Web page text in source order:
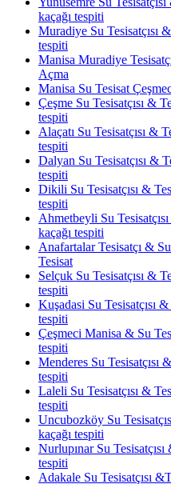
kaçağı tespiti
Muradiye Su Tesisatçısı
tespiti
Manisa Muradiye
Açma
Manisa Su Tesisat
Çeşme Su Tesisatçısı &
tespiti
Alaçatı Su Tesisatçısı &
tespiti
Dalyan Su Tesisatçısı &
tespiti
Dikili Su Tesisatçısı &
tespiti
Ahmetbeyli Su
kaçağı tespiti
Anafartalar Tesisatçı &
Tesisat
Selçuk Su Tesisatçısı &
tespiti
Kuşadasi Su Tesisatçısı
tespiti
Çeşmeci Manisa & Su
tespiti
Menderes Su Tesisatçısı
tespiti
Laleli Su Tesisatçısı &
tespiti
Uncubozköy Su
kaçağı tespiti
Nurlupınar Su
tespiti
Adakale Su Tesisatçısı